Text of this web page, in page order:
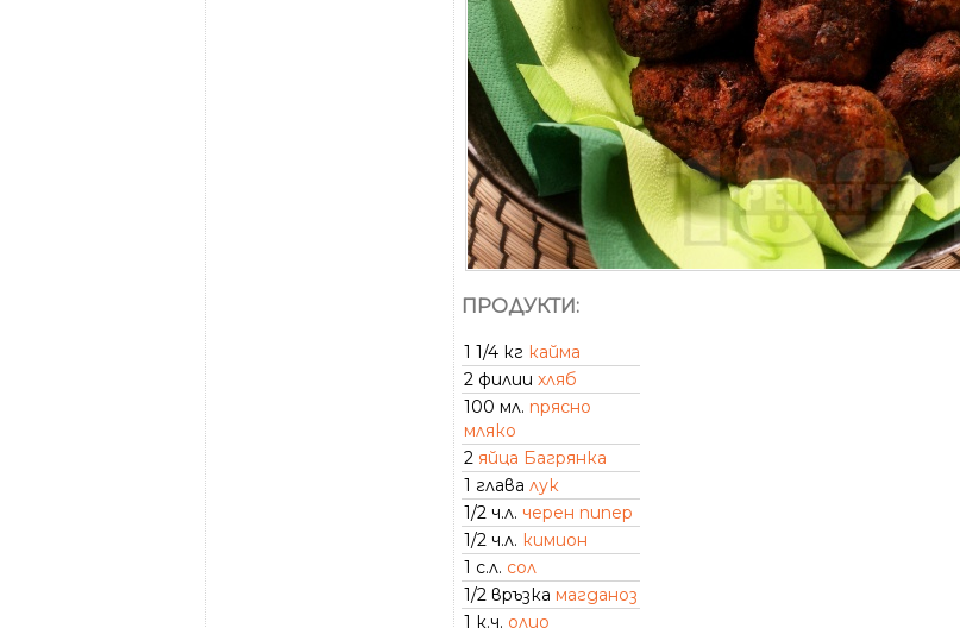
ПРОДУКТИ:
1 1/4 кг кайма
2 филии хляб
100 мл. прясно
мляко
2 яйца Багрянка
1 глава лук
1/2 ч.л. черен пипер
1/2 ч.л. кимион
1 с.л. сол
1/2 връзка магданоз
1 к.ч. олио